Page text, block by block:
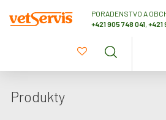
PORADENSTVO A
+421 905 748 041,+421
Produkty